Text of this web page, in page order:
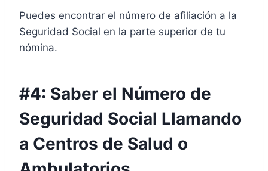
Puedes encontrar el número de afiliación a la
Seguridad Social en la parte superior de tu
nómina.
#4: Saber el Número de
Seguridad Social Llamando
a Centros de Salud o